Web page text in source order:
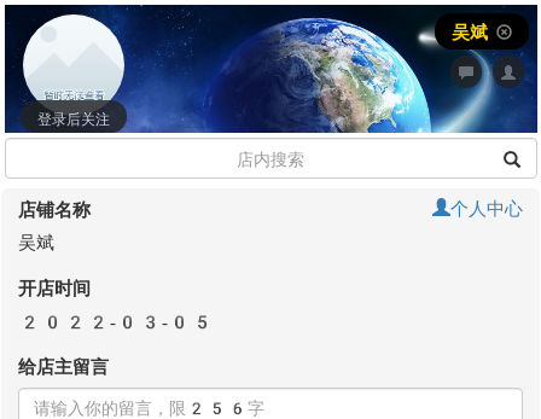
登录后关注
吴斌
店铺名称 个人中心
吴斌
开店时间
2022-03-05
给店主留言